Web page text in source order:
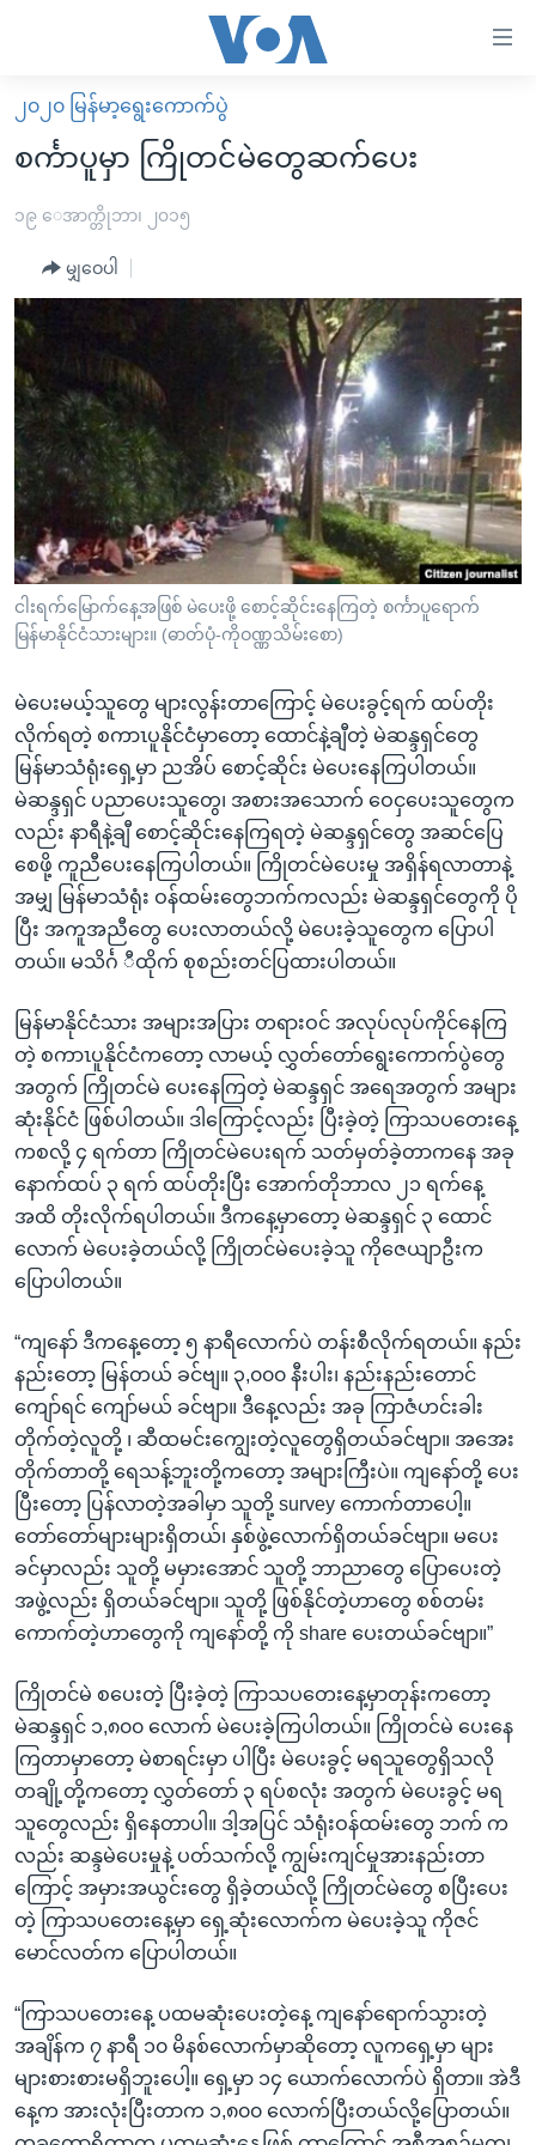
လွယ်ကူ
စေ
Link
များ
ပင်မ
အကြောင်းအရာ
သို့
ကျော်
ကြည့်
ရန်
ပင်မ
အ
ညွန်း
စာမျက်နှာ
သို့
ကြည့်
ရန်
ရှာဖွေ
ရန်
နေရာ
သို့
ကျော်
ရန်
မူလစာမျက်နှာ
မြန်မာ
ကမ္ဘာ့သတင်းများ
နိုင်ငံတကာ
အမေရိကန်
အစ္စရေး-ပါလက်စတိုင်း
သတင်းလွတ်လပ်ခွင့်
ရပ်ဝန်းတခု လမ်းတခု အလွန်
အင်္ဂလိပ်စာလေ့လာမယ်
အမေရိကန်သုံးအီဒီယံ
မကြေးမုံရဲ့ အင်္ဂလိပ်စာ
ရုပ်ရှင်ထဲက အင်္ဂလိပ်စာ
သုတပဒေသာ အင်္ဂလိပ်စာ
အပတ်စဉ်ကဏ္ဍများ
ရေဒီယို
ရေဒီယိုနှင့်ရုပ်သံ အချက်အလက်များ
ရေဒီယို/တီဗွီအစီအစဉ်
Learning English
ဗွီအိုအေ လူမှုကွန်ယက်များ
ဘာသာစကားများ
၂၀၂၀ မြန်မာ့ရွေးကောက်ပွဲ
စင်္ကာပူမှာ ကြိုတင်မဲတွေဆက်ပေး
၁၉ ေအာက္တိုဘာ၊ ၂၀၁၅
မျှဝေပါ
ငါးရက်မြောက်နေ့အဖြစ် မဲပေးဖို့ စောင့်ဆိုင်းနေကြတဲ့ စင်္ကာပူရောက်
မြန်မာနိုင်ငံသားများ။ (ဓာတ်ပုံ-ကိုဝဏ္ဏသိမ်းစော)
မဲပေးမယ့်သူတွေ များလွန်းတာကြောင့် မဲပေးခွင့်ရက် ထပ်တိုး
လိုက်ရတဲ့ စကာၤပူနိုင်ငံမှာတော့ ထောင်နဲ့ချီတဲ့ မဲဆန္ဒရှင်တွေ
မြန်မာသံရုံးရှေ့မှာ ညအိပ် စောင့်ဆိုင်း မဲပေးနေကြပါတယ်။
မဲဆန္ဒရှင် ပညာပေးသူတွေ၊ အစားအသောက် ဝေငှပေးသူတွေက
လည်း နာရီနဲ့ချီ စောင့်ဆိုင်းနေကြရတဲ့ မဲဆန္ဒရှင်တွေ အဆင်ပြေ
စေဖို့ ကူညီပေးနေကြပါတယ်။ ကြိုတင်မဲပေးမှု အရှိန်ရလာတာနဲ့
အမျှ မြန်မာသံရုံး ဝန်ထမ်းတွေဘက်ကလည်း မဲဆန္ဒရှင်တွေကို ပို
ပြီး အကူအညီတွေ ပေးလာတယ်လို့ မဲပေးခဲ့သူတွေက ပြောပါ
တယ်။ မသိင်္ဂ ီထိုက် စုစည်းတင်ပြထားပါတယ်။
မြန်မာနိုင်ငံသား အများအပြား တရားဝင် အလုပ်လုပ်ကိုင်နေကြ
တဲ့ စကာၤပူနိုင်ငံကတော့ လာမယ့် လွှတ်တော်ရွေးကောက်ပွဲတွေ
အတွက် ကြိုတင်မဲ ပေးနေကြတဲ့ မဲဆန္ဒရှင် အရေအတွက် အများ
ဆုံးနိုင်ငံ ဖြစ်ပါတယ်။ ဒါကြောင့်လည်း ပြီးခဲ့တဲ့ ကြာသပတေးနေ့
ကစလို့ ၄ ရက်တာ ကြိုတင်မဲပေးရက် သတ်မှတ်ခဲ့တာကနေ အခု
နောက်ထပ် ၃ ရက် ထပ်တိုးပြီး အောက်တိုဘာလ ၂၁ ရက်နေ့
အထိ တိုးလိုက်ရပါတယ်။ ဒီကနေ့မှာတော့ မဲဆန္ဒရှင် ၃ ထောင်
လောက် မဲပေးခဲ့တယ်လို့ ကြိုတင်မဲပေးခဲ့သူ ကိုဇေယျာဦးက
ပြောပါတယ်။
“ကျနော် ဒီကနေ့တော့ ၅ နာရီလောက်ပဲ တန်းစီလိုက်ရတယ်။ နည်း
နည်းတော့ မြန်တယ် ခင်ဗျ။ ၃,၀၀၀ နီးပါး၊ နည်းနည်းတောင်
ကျော်ရင် ကျော်မယ် ခင်ဗျာ။ ဒီနေ့လည်း အခု ကြာဇံဟင်းခါး
တိုက်တဲ့လူတို့ ၊ ဆီထမင်းကျွေးတဲ့လူတွေရှိတယ်ခင်ဗျာ။ အအေး
တိုက်တာတို့ ရေသန့်ဘူးတို့ကတော့ အများကြီးပဲ။ ကျနော်တို့ ပေး
ပြီးတော့ ပြန်လာတဲ့အခါမှာ သူတို့ survey ကောက်တာပေါ့။
တော်တော်များများရှိတယ်၊ နှစ်ဖွဲ့လောက်ရှိတယ်ခင်ဗျာ။ မပေး
ခင်မှာလည်း သူတို့ မမှားအောင် သူတို့ ဘာညာတွေ ပြောပေးတဲ့
အဖွဲ့လည်း ရှိတယ်ခင်ဗျာ။ သူတို့ ဖြစ်နိုင်တဲ့ဟာတွေ စစ်တမ်း
ကောက်တဲ့ဟာတွေကို ကျနော်တို့ ကို share ပေးတယ်ခင်ဗျာ။”
ကြိုတင်မဲ စပေးတဲ့ ပြီးခဲ့တဲ့ ကြာသပတေးနေ့မှာတုန်းကတော့
မဲဆန္ဒရှင် ၁,၈၀၀ လောက် မဲပေးခဲ့ကြပါတယ်။ ကြိုတင်မဲ ပေးနေ
ကြတာမှာတော့ မဲစာရင်းမှာ ပါပြီး မဲပေးခွင့် မရသူတွေရှိသလို
တချို့တို့ကတော့ လွှတ်တော် ၃ ရပ်စလုံး အတွက် မဲပေးခွင့် မရ
သူတွေလည်း ရှိနေတာပါ။ ဒါ့အပြင် သံရုံးဝန်ထမ်းတွေ ဘက် က
လည်း ဆန္ဒမဲပေးမှုနဲ့ ပတ်သက်လို့ ကျွမ်းကျင်မှုအားနည်းတာ
ကြောင့် အမှားအယွင်းတွေ ရှိခဲ့တယ်လို့ ကြိုတင်မဲတွေ စပြီးပေး
တဲ့ ကြာသပတေးနေ့မှာ ရှေ့ဆုံးလောက်က မဲပေးခဲ့သူ ကိုဇင်
မောင်လတ်က ပြောပါတယ်။
“ကြာသပတေးနေ့ ပထမဆုံးပေးတဲ့နေ့ ကျနော်ရောက်သွားတဲ့
အချိန်က ၇ နာရီ ၁၀ မိနစ်လောက်မှာဆိုတော့ လူကရှေ့မှာ များ
များစားစားမရှိဘူးပေါ့။ ရှေ့မှာ ၁၄ ယောက်လောက်ပဲ ရှိတာ။ အဲဒီ
နေ့က အားလုံးပြီးတာက ၁,၈၀၀ လောက်ပြီးတယ်လို့ပြောတယ်။